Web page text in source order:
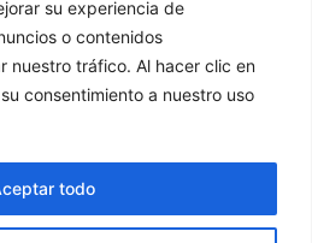
su experiencia de
o contenidos
nuestro tráfico. Al hacer clic en
consentimiento a nuestro uso
todo